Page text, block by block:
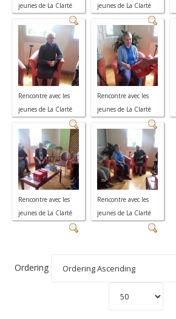
jeunes de La Clarté
jeunes de La Clarté
Rencontre avec les
jeunes de La Clarté
Rencontre avec les
jeunes de La Clarté
Rencontre avec les
jeunes de La Clarté
Rencontre avec les
jeunes de La Clarté
Ordering